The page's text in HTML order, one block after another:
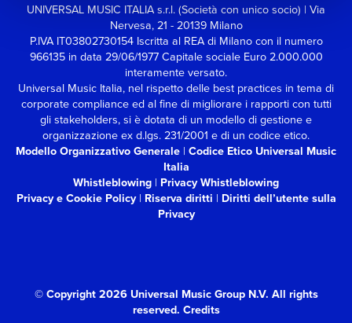
UNIVERSAL MUSIC ITALIA s.r.l. (Società con unico socio) | Via
Nervesa, 21 - 20139 Milano
P.IVA IT03802730154 Iscritta al REA di Milano con il numero
966135 in data 29/06/1977 Capitale sociale Euro 2.000.000
interamente versato.
Universal Music Italia, nel rispetto delle best practices in tema di
corporate compliance ed al fine di migliorare i rapporti con tutti
gli stakeholders, si è dotata di un modello di gestione e
organizzazione ex d.lgs. 231/2001 e di un codice etico.
Modello Organizzativo Generale | Codice Etico Universal Music
Italia
Whistleblowing | Privacy Whistleblowing
Privacy e Cookie Policy| Riserva diritti | Diritti dell’utente sulla
Privacy
© Copyright 2026 Universal Music Group N.V. All rights
reserved. Credits